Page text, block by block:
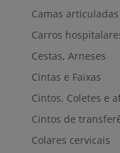
Camas articuladas
Carros
Cestas, Arneses
Cintas e Faixas
Cintos, Coletes e
Cintos de
Colares cervicais